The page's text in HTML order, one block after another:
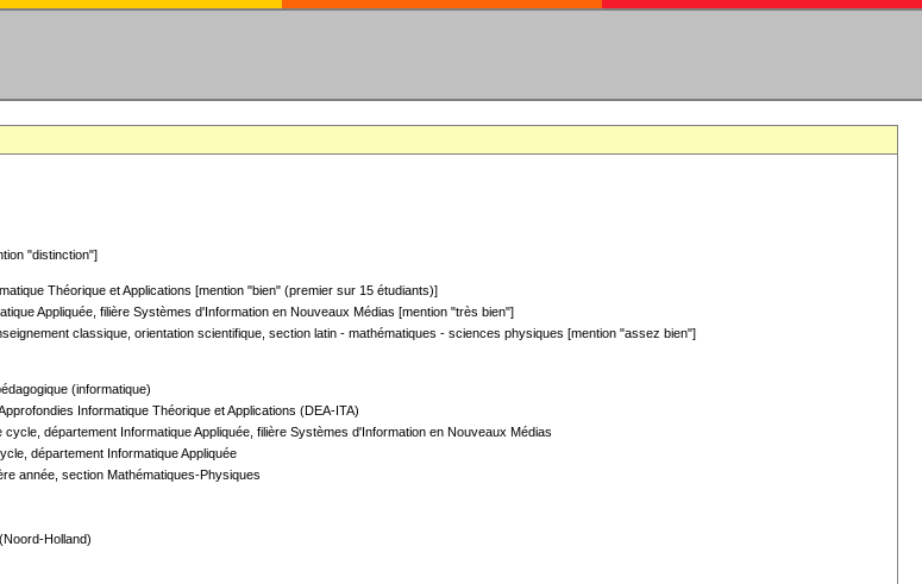
"distinction"]
Théorique et Applications [mention "bien" (premier sur 15 étudiants)]
Appliquée, filière Systèmes d'Information en Nouveaux Médias [mention "très bien"]
classique, orientation scientifique, section latin - mathématiques - sciences physiques [mention "assez bien"]
(informatique)
Informatique Théorique et Applications (DEA-ITA)
cycle, département Informatique Appliquée, filière Systèmes d'Information en Nouveaux Médias
département Informatique Appliquée
année, section Mathématiques-Physiques
Holland)